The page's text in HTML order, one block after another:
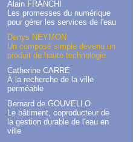
Alain FRANCHI
Les promesses du numérique
pour gérer les services de l'eau
Denys NEYMON
Un composé simple devenu un
produit de haute technologie
Catherine CARRÉ
À la recherche de la ville
perméable
Bernard de GOUVELLO
Le bâtiment, coproducteur de
la gestion durable de l'eau en
ville